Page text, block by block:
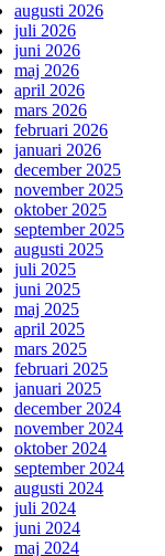
augusti 2026
juli 2026
juni 2026
maj 2026
april 2026
mars 2026
februari 2026
januari 2026
december 2025
november 2025
oktober 2025
september 2025
augusti 2025
juli 2025
juni 2025
maj 2025
april 2025
mars 2025
februari 2025
januari 2025
december 2024
november 2024
oktober 2024
september 2024
augusti 2024
juli 2024
juni 2024
maj 2024